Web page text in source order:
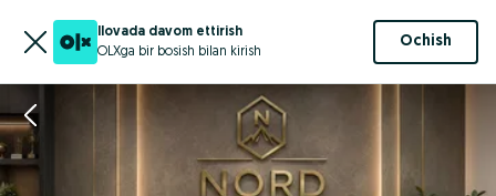
Ilovada davom ettirish
OLXga bir bosish bilan kirish
Ochish